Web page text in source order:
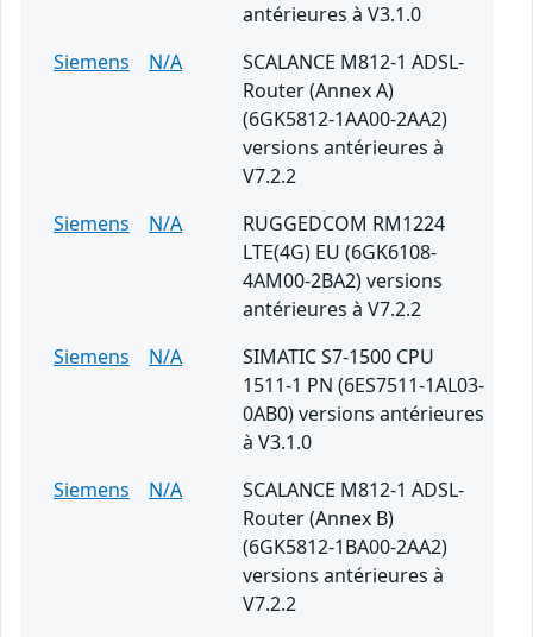
antérieures à V3.1.0
Siemens
N/A
SCALANCE M812-1 ADSL-
Router (Annex A)
(6GK5812-1AA00-2AA2)
versions antérieures à
V7.2.2
Siemens
N/A
RUGGEDCOM RM1224
LTE(4G) EU (6GK6108-
4AM00-2BA2) versions
antérieures à V7.2.2
Siemens
N/A
SIMATIC S7-1500 CPU
1511-1 PN (6ES7511-1AL03-
0AB0) versions antérieures
à V3.1.0
Siemens
N/A
SCALANCE M812-1 ADSL-
Router (Annex B)
(6GK5812-1BA00-2AA2)
versions antérieures à
V7.2.2